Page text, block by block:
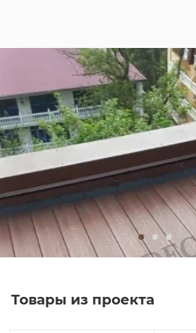
Товары из проекта